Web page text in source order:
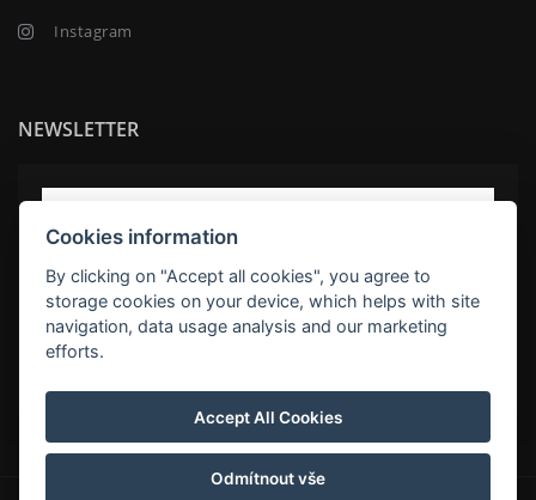
Instagram
NEWSLETTER
Cookies information
By clicking on "Accept all cookies", you agree to
storage cookies on your device, which helps with site
navigation, data usage analysis and our marketing
efforts.
Accept All Cookies
Odmítnout vše